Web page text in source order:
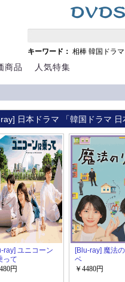
キーワード： 相棒 韓国ドラマ
商品 人気特集
日本ドラマ 「韓国ドラマ 日
ray] ユニコーン
って
円
[Blu-ray] 魔法
ベ
￥4480円